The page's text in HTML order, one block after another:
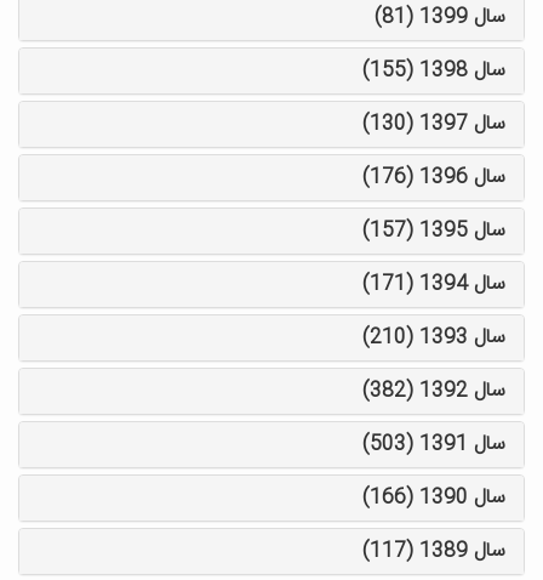
سال 1399 (81)
سال 1398 (155)
سال 1397 (130)
سال 1396 (176)
سال 1395 (157)
سال 1394 (171)
سال 1393 (210)
سال 1392 (382)
سال 1391 (503)
سال 1390 (166)
سال 1389 (117)